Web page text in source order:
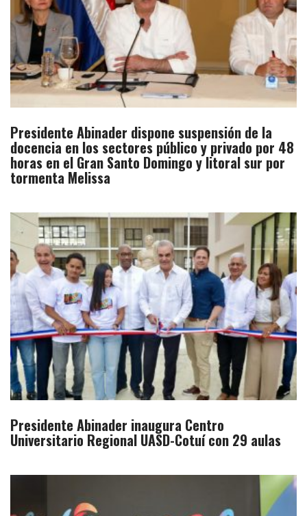
Presidente Abinader dispone suspensión de la
docencia en los sectores público y privado por 48
horas en el Gran Santo Domingo y litoral sur por
tormenta Melissa
Presidente Abinader inaugura Centro
Universitario Regional UASD-Cotuí con 29 aulas